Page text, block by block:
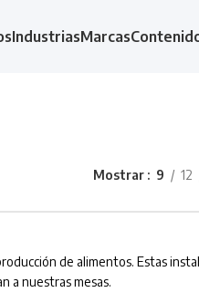
IndustriasMarcas
Mostrar 9 12
de alimentos. Estas
a nuestras mesas.